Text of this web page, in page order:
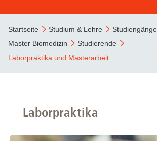
Startseite Studium & Lehre
Studiengänge
Master Biomedizin
Studierende
Laborpraktika und Masterarbeit
Laborpraktika